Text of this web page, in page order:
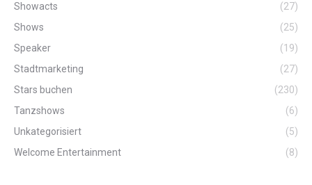
Showacts
(27)
Shows
(25)
Speaker
(19)
Stadtmarketing
(27)
Stars buchen
(230)
Tanzshows
(6)
Unkategorisiert
(5)
Welcome Entertainment
(8)